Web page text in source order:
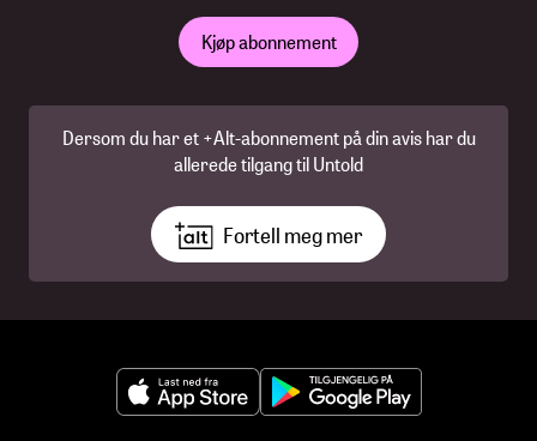
Kjøp abonnement
Dersom du har et +Alt-abonnement på din avis har du
allerede tilgang til Untold
Fortell meg mer